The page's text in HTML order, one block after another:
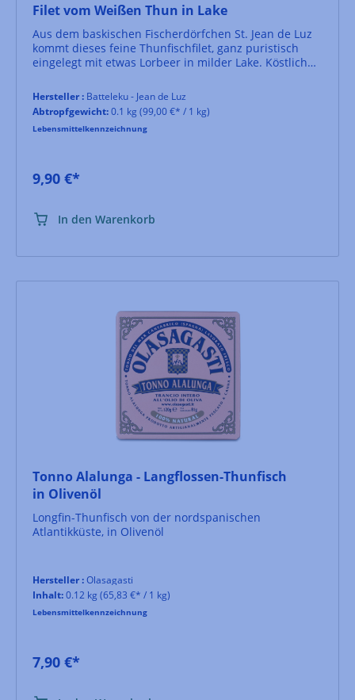
Filet vom Weißen Thun in Lake
Aus dem baskischen Fischerdörfchen St. Jean de Luz
kommt dieses feine Thunfischfilet, ganz puristisch
eingelegt mit etwas Lorbeer in milder Lake. Köstlich
aber in einem Salat oder als Zutat in Saucen.
Hersteller : Batteleku - Jean de Luz
Abtropfgewicht:0.1 kg (99,00 €* / 1 kg)
Lebensmittelkennzeichnung
9,90 €*
In den Warenkorb
Tonno Alalunga - Langflossen-Thunfisch
in Olivenöl
Longfin-Thunfisch von der nordspanischen
Atlantikküste, in Olivenöl
Hersteller :Olasagasti
Inhalt:0.12 kg (65,83 €* / 1 kg)
Lebensmittelkennzeichnung
7,90 €*